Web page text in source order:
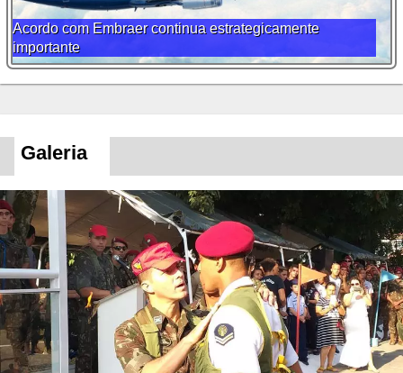
Acordo com Embraer continua estrategicamente
importante
Galeria